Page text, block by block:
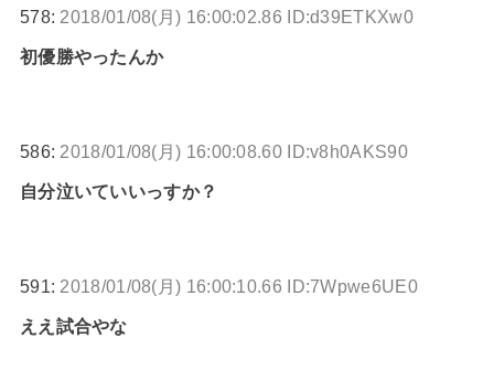
578: 2018/01/08(月) 16:00:02.86 ID:d39ETKXw0
初優勝やったんか
586: 2018/01/08(月) 16:00:08.60 ID:v8h0AKS90
自分泣いていいっすか？
591: 2018/01/08(月) 16:00:10.66 ID:7Wpwe6UE0
ええ試合やな